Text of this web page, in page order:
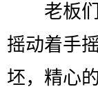
老板们
摇动着手
坯，精心